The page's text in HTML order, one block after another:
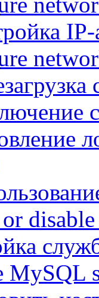
MySQL